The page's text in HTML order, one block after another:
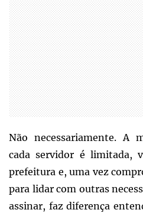
Não necessariamente. A
cada servidor é limitada,
prefeitura e, uma vez
para lidar com outras
assinar, faz diferença